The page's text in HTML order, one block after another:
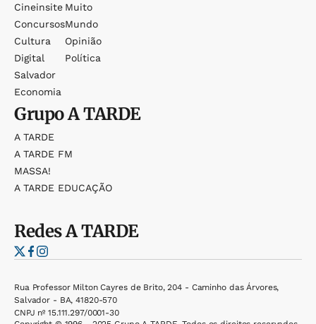
Cineinsite
Concursos
Cultura
Digital
Salvador
Economia
Muito
Mundo
Opinião
Política
GrupoA TARDE
A TARDE
A TARDE FM
MASSA!
A TARDE EDUCAÇÃO
RedesA TARDE
Rua Professor Milton Cayres de Brito, 204 - Caminho das Árvores,
Salvador - BA, 41820-570
CNPJ nº 15.111.297/0001-30